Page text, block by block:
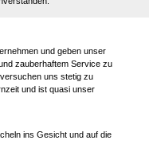
und geben unser
zauberhaftem Service zu
uns stetig zu
und ist quasi unser
ins Gesicht und auf die